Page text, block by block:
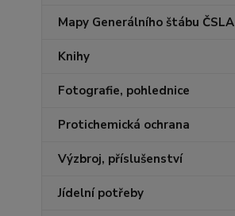
Mapy Generálního štábu ČSLA
Knihy
Fotografie, pohlednice
Protichemická ochrana
Výzbroj, příslušenství
Jídelní potřeby